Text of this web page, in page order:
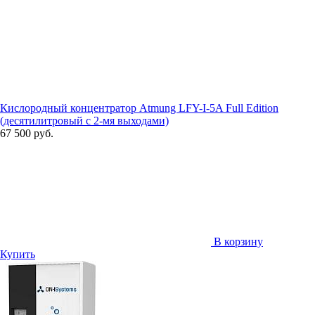
Кислородный концентратор Atmung LFY-I-5A Full Edition
(десятилитровый с 2-мя выходами)
67 500 руб.
В корзину
Купить